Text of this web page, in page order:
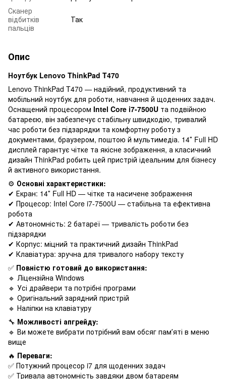
Сканер
відбитків
пальців
Так
Опис
Ноутбук Lenovo ThinkPad T470
Lenovo ThinkPad T470 — надійний, продуктивний та
мобільний ноутбук для роботи, навчання й щоденних задач.
Оснащений процесором Intel Core i7-7500U та подвійною
батареєю, він забезпечує стабільну швидкодію, тривалий
час роботи без підзарядки та комфортну роботу з
документами, браузером, поштою й мультимедіа. 14″ Full HD
дисплей гарантує чітке та якісне зображення, а класичний
дизайн ThinkPad робить цей пристрій ідеальним для бізнесу
й активного використання.
⚙️ Основні характеристики:
✔ Екран: 14″ Full HD — чітке та насичене зображення
✔ Процесор: Intel Core i7-7500U — стабільна та ефективна
робота
✔ Автономність: 2 батареї — тривалість роботи без
підзарядки
✔ Корпус: міцний та практичний дизайн ThinkPad
✔ Клавіатура: зручна для тривалого набору тексту
✅ Повністю готовий до використання:
🔹 Ліцензійна Windows
🔹 Усі драйвери та потрібні програми
🔹 Оригінальний зарядний пристрій
🔹 Наліпки на клавіатуру
🔧 Можливості апгрейду:
🔹 Ви можете вибрати потрібний вам обсяг памʼяті в меню
вище
🔥 Переваги:
✅ Потужний процесор i7 для щоденних задач
✅ Тривала автономність завдяки двом батареям